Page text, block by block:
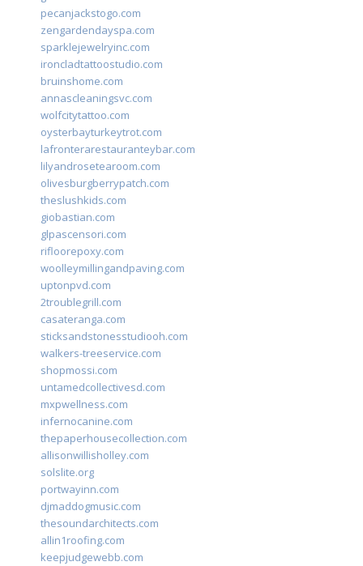
pecanjackstogo.com
zengardendayspa.com
sparklejewelryinc.com
ironcladtattoostudio.com
bruinshome.com
annascleaningsvc.com
wolfcitytattoo.com
oysterbayturkeytrot.com
lafronterarestauranteybar.com
lilyandrosetearoom.com
olivesburgberrypatch.com
theslushkids.com
giobastian.com
glpascensori.com
rifloorepoxy.com
woolleymillingandpaving.com
uptonpvd.com
2troublegrill.com
casateranga.com
sticksandstonesstudiooh.com
walkers-treeservice.com
shopmossi.com
untamedcollectivesd.com
mxpwellness.com
infernocanine.com
thepaperhousecollection.com
allisonwillisholley.com
solslite.org
portwayinn.com
djmaddogmusic.com
thesoundarchitects.com
allin1roofing.com
keepjudgewebb.com